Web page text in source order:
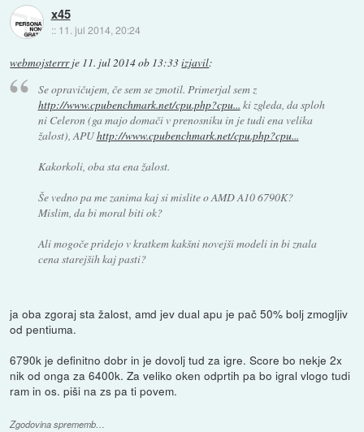
x45
:: 11. jul 2014, 20:24
webmojsterrrje 11. jul 2014 ob 13:33izjavil:
Se opravičujem, če sem se zmotil. Primerjal sem z
http://www.cpubenchmark.net/cpu.php?cpu... ki zgleda, da sploh
ni Celeron (ga majo domači v prenosniku in je tudi ena velika
žalost), APUhttp://www.cpubenchmark.net/cpu.php?cpu...
Kakorkoli, oba sta ena žalost.
Še vedno pa me zanima kaj si mislite o AMD A10 6790K?
Mislim, da bi moral biti ok?
Ali mogoče pridejo v kratkem kakšni novejši modeli in bi znala
cena starejših kaj pasti?
ja oba zgoraj sta žalost, amd jev dual apu je pač 50% bolj zmogljiv
od pentiuma.
6790k je definitno dobr in je dovolj tud za igre. Score bo nekje 2x
nik od onga za 6400k. Za veliko oken odprtih pa bo igral vlogo tudi
ram in os. piši na zs pa ti povem.
Zgodovina sprememb…